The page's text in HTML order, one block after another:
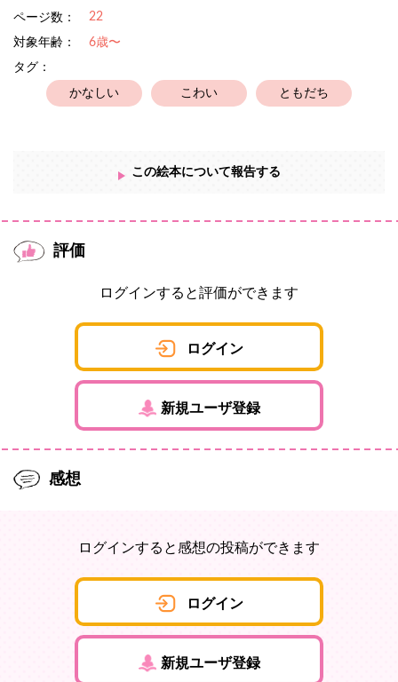
ページ数： 22
対象年齢：
6歳〜
タグ：
かなしい こわい ともだち
この絵本について報告する
評価
ログインすると評価ができます
ログイン
新規ユーザ登録
感想
ログインすると感想の投稿ができます
ログイン
新規ユーザ登録